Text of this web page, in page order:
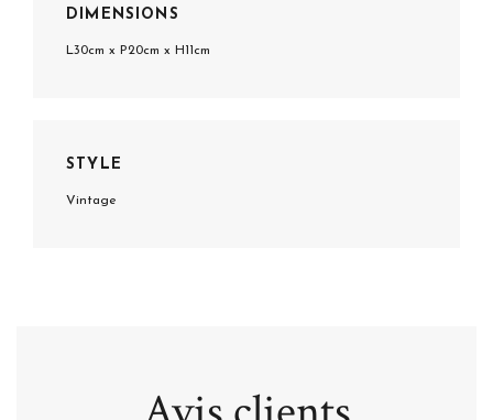
DIMENSIONS
L30cm x P20cm x H11cm
STYLE
Vintage